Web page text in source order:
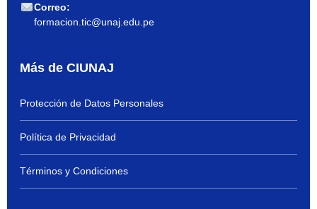
Correo:
formacion.tic@unaj.edu.pe
Más de CIUNAJ
Protección de Datos Personales
Política de Privacidad
Términos y Condiciones